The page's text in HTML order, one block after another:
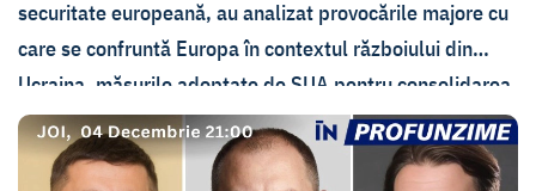
securitate europeană, au analizat provocările majore cu
care se confruntă Europa în contextul războiului din
Ucraina, măsurile adoptate de SUA pentru consolidarea
securității și perspectivele negocierilor de pace, cu
impact asupra regiunii și asupra stabilității globale.